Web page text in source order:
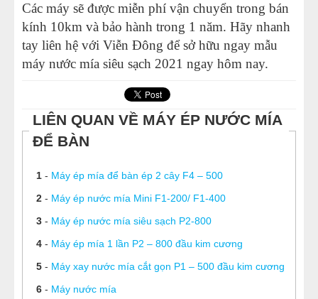
Các máy sẽ được miễn phí vận chuyển trong bán
kính 10km và bảo hành trong 1 năm. Hãy nhanh
tay liên hệ với Viễn Đông để sở hữu ngay mẫu
máy nước mía siêu sạch 2021 ngay hôm nay.
LIÊN QUAN VỀ MÁY ÉP NƯỚC MÍA
ĐỂ BÀN
1- Máy ép mía để bàn ép 2 cây F4 – 500
2- Máy ép nước mía Mini F1-200/ F1-400
3- Máy ép nước mía siêu sạch P2-800
4- Máy ép mía 1 lần P2 – 800 đầu kim cương
5- Máy xay nước mía cắt gọn P1 – 500 đầu kim cương
6- Máy nước mía